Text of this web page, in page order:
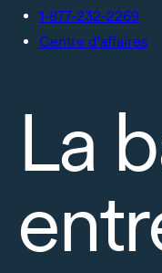
1-877-232-2269
Centre d’affaires
La